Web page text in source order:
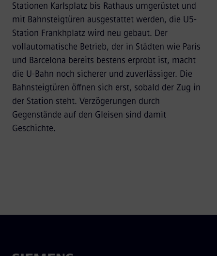
Stationen Karlsplatz bis Rathaus umgerüstet und
mit Bahnsteigtüren ausgestattet werden, die U5-
Station Frankhplatz wird neu gebaut. Der
vollautomatische Betrieb, der in Städten wie Paris
und Barcelona bereits bestens erprobt ist, macht
die U-Bahn noch sicherer und zuverlässiger. Die
Bahnsteigtüren öffnen sich erst, sobald der Zug in
der Station steht. Verzögerungen durch
Gegenstände auf den Gleisen sind damit
Geschichte.